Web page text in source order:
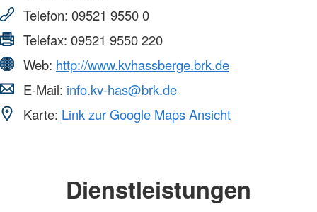
Telefon: 09521 9550 0
Telefax: 09521 9550 220
Web: http://www.kvhassberge.brk.de
E-Mail: info.kv-has@brk.de
Karte: Link zur Google Maps Ansicht
Dienstleistungen